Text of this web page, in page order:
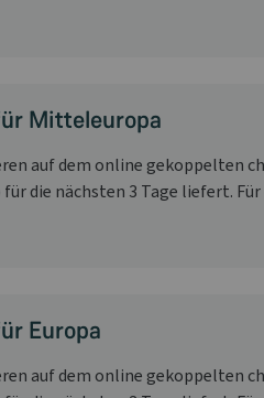
Mitteleuropa
auf dem online gekoppelten
die nächsten 3 Tage liefert. Für
Europa
auf dem online gekoppelten